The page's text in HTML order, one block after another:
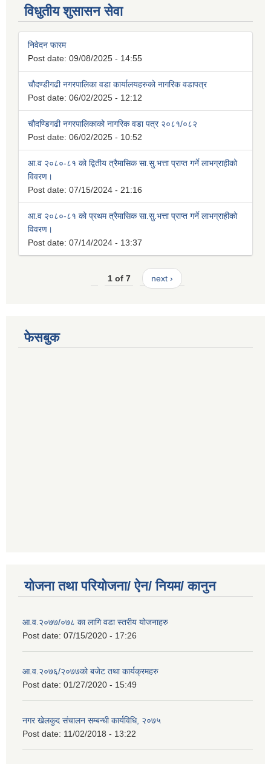
विधुतीय शुसासन सेवा
निवेदन फारम
Post date: 09/08/2025 - 14:55
चौदण्डीगढी नगरपालिका वडा कार्यालयहरुको नागरिक वडापत्र
Post date: 06/02/2025 - 12:12
चौदण्डिगढी नगरपालिकाको नागरिक वडा पत्र २०८१/०८२
Post date: 06/02/2025 - 10:52
आ.व २०८०-८१ को द्वितीय त्रैमासिक सा.सु.भत्ता प्राप्त गर्ने लाभग्राहीको
विवरण।
Post date: 07/15/2024 - 21:16
आ.व २०८०-८१ को प्रथम त्रैमासिक सा.सु.भत्ता प्राप्त गर्ने लाभग्राहीको
विवरण।
Post date: 07/14/2024 - 13:37
1 of 7 next ›
फेसबुक
योजना तथा परियोजना/ ऐन/ नियम/ कानुन
आ.व.२०७७/०७८ का लागि वडा स्तरीय योजनाहरु
Post date: 07/15/2020 - 17:26
आ.व.२०७६/२०७७को बजेट तथा कार्यक्रमहरु
Post date: 01/27/2020 - 15:49
नगर खेलकुद संचालन सम्बन्धी कार्यविधि, २०७५
Post date: 11/02/2018 - 13:22